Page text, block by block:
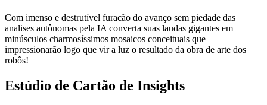
Com imenso e destrutível furacão do avanço sem piedade das
analises autônomas pela IA converta suas laudas gigantes em
minúsculos charmosíssimos mosaicos conceituais que
impressionarão logo que vir a luz o resultado da obra de arte dos
robôs!
Estúdio de Cartão de Insights